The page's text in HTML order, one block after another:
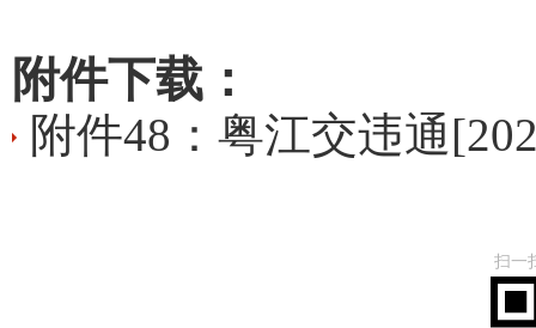
附件下载：
附件48：粤江交违通
扫一